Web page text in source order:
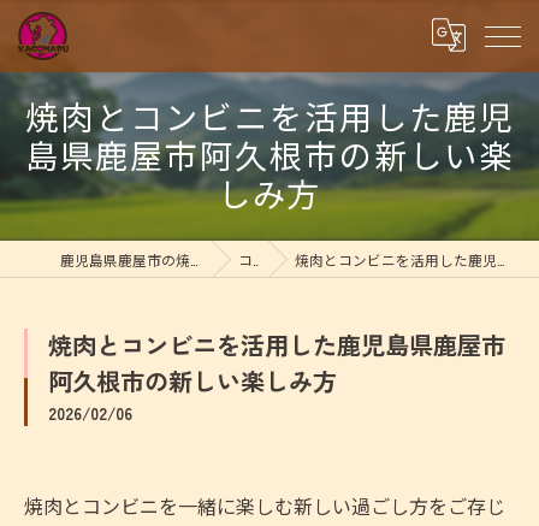
焼肉とコンビニを活用した鹿児
島県鹿屋市阿久根市の新しい楽
しみ方
コラム 焼肉とコンビニを活用した鹿児島県鹿屋市阿久根市の新しい楽しみ方
焼肉とコンビニを活用した鹿児島県鹿屋市
阿久根市の新しい楽しみ方
2026/02/06
焼肉とコンビニを一緒に楽しむ新しい過ごし方をご存じ